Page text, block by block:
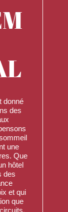
donné
des
une
Que
hôtel
des
et qui
que